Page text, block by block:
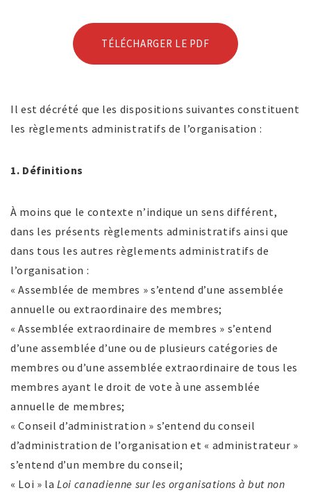
TÉLÉCHARGER LE PDF
Il est décrété que les dispositions suivantes constituent
les règlements administratifs de l’organisation :
1. Définitions
À moins que le contexte n’indique un sens différent,
dans les présents règlements administratifs ainsi que
dans tous les autres règlements administratifs de
l’organisation :
« Assemblée de membres » s’entend d’une assemblée
annuelle ou extraordinaire des membres;
« Assemblée extraordinaire de membres » s’entend
d’une assemblée d’une ou de plusieurs catégories de
membres ou d’une assemblée extraordinaire de tous les
membres ayant le droit de vote à une assemblée
annuelle de membres;
« Conseil d’administration » s’entend du conseil
d’administration de l’organisation et « administrateur »
s’entend d’un membre du conseil;
« Loi » laLoi canadienne sur les organisations à but non